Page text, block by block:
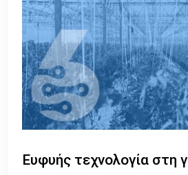
Ευφυής τεχνολογία στη